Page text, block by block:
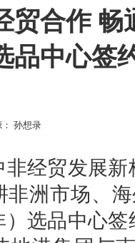
贸合作 畅
品中心签
： 孙想录
非经贸发展
非洲市场、
）选品中心